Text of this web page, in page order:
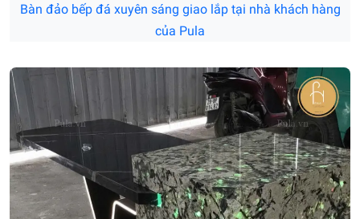
Bàn đảo bếp đá xuyên sáng giao lắp tại nhà khách hàng
của Pula